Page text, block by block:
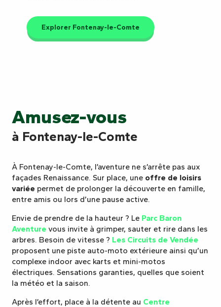
Explorer Fontenay-le-Comte
Amusez-vous
à Fontenay-le-Comte
À Fontenay-le-Comte, l’aventure ne s’arrête pas aux
façades Renaissance. Sur place, une offre de loisirs
variée permet de prolonger la découverte en famille,
entre amis ou lors d’une pause active.
Envie de prendre de la hauteur ? Le Parc Baron
Aventure vous invite à grimper, sauter et rire dans les
arbres. Besoin de vitesse ? Les Circuits de Vendée
proposent une piste auto-moto extérieure ainsi qu’un
complexe indoor avec karts et mini-motos
électriques. Sensations garanties, quelles que soient
la météo et la saison.
Après l’effort, place à la détente au Centre